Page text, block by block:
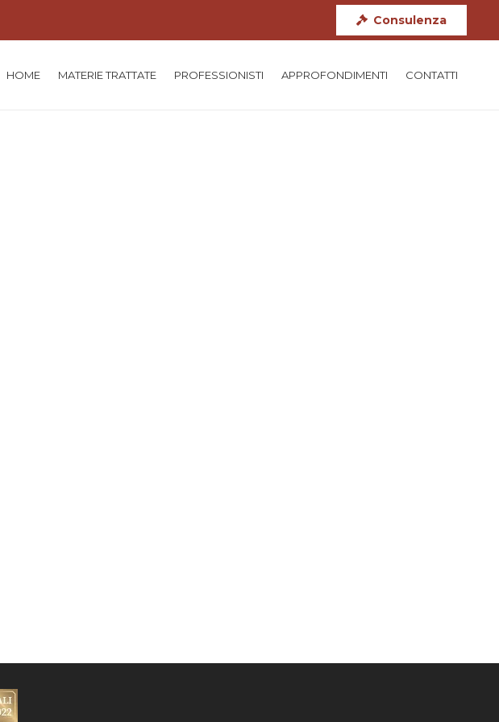
Consulenza
HOME MATERIE TRATTATE PROFESSIONISTI APPROFONDIMENTI CONTATTI